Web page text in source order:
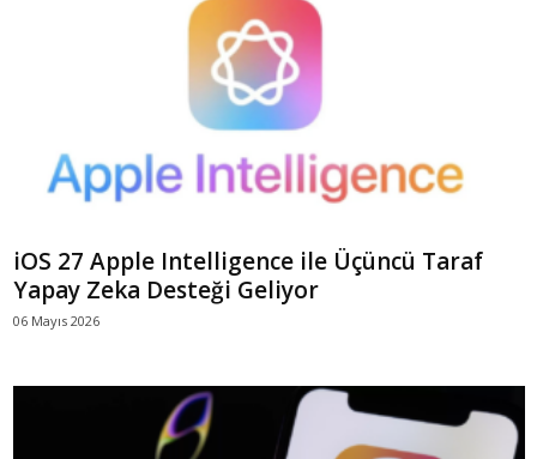
iOS 27 Apple Intelligence ile Üçüncü Taraf
Yapay Zeka Desteği Geliyor
06 Mayıs 2026